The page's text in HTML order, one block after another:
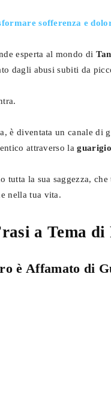
sofferenza e
esperta al mondo di
dagli abusi subiti da
è diventata un canale di
attraverso la
tutta la sua saggezza,
nella tua vita.
a Tema
è Affamato di